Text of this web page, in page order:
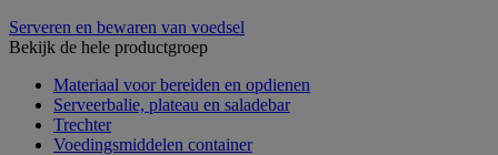
Serveren en bewaren van voedsel
Bekijk de hele productgroep
Materiaal voor bereiden en opdienen
Serveerbalie, plateau en saladebar
Trechter
Voedingsmiddelen container